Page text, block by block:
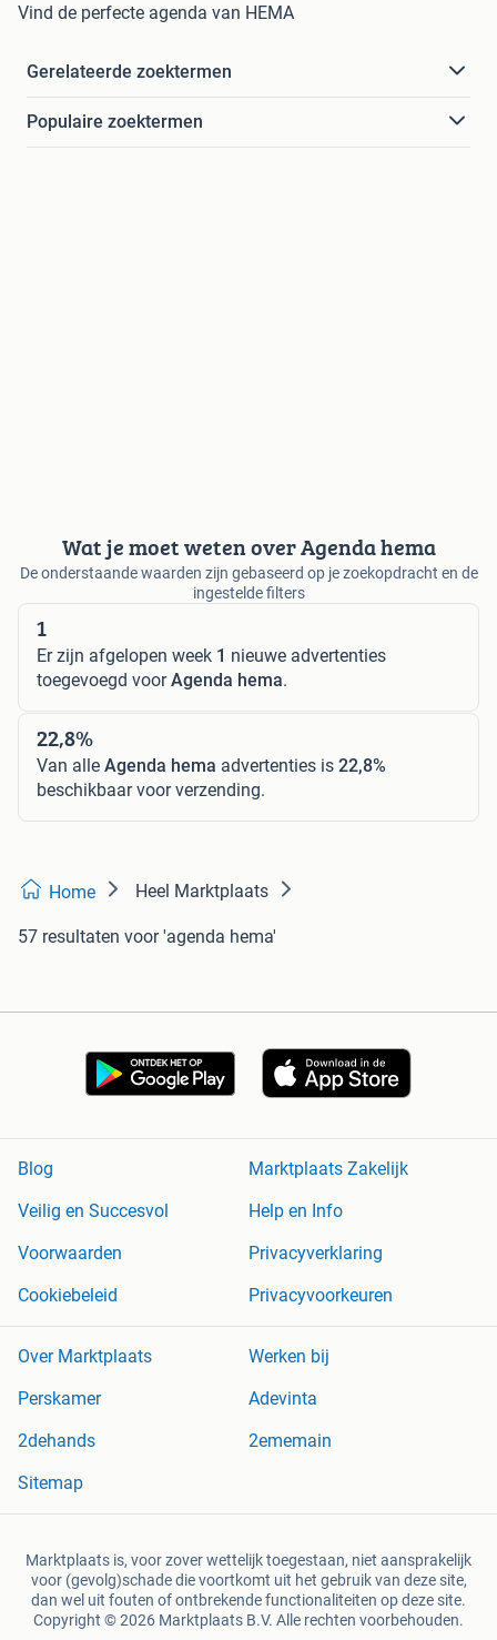
Vind de perfecte agenda van HEMA
Gerelateerde zoektermen
Populaire zoektermen
Wat je moet weten over Agenda hema
De onderstaande waarden zijn gebaseerd op je zoekopdracht en de
ingestelde filters
1
Er zijn afgelopen week 1 nieuwe advertenties
toegevoegd voorAgenda hema.
22,8%
Van alle Agenda hema advertenties is 22,8%
beschikbaar voor verzending.
Home Heel Marktplaats
57 resultaten voor 'agenda hema'
Blog
Marktplaats Zakelijk
Veilig en Succesvol
Help en Info
Voorwaarden
Privacyverklaring
Cookiebeleid
Privacyvoorkeuren
Over Marktplaats
Werken bij
Perskamer
Adevinta
2dehands
2ememain
Sitemap
Marktplaats is, voor zover wettelijk toegestaan, niet aansprakelijk
voor (gevolg)schade die voortkomt uit het gebruik van deze site,
dan wel uit fouten of ontbrekende functionaliteiten op deze site.
Copyright © 2026 Marktplaats B.V. Alle rechten voorbehouden.